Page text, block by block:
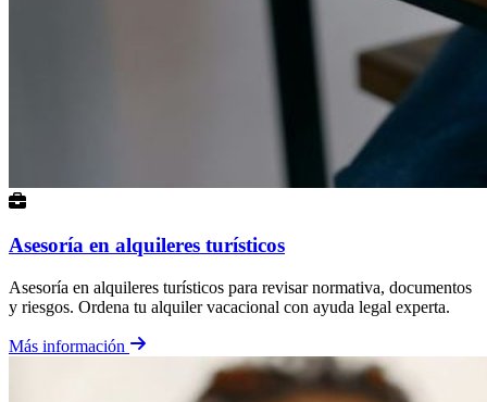
Asesoría en alquileres turísticos
Asesoría en alquileres turísticos para revisar normativa, documentos
y riesgos. Ordena tu alquiler vacacional con ayuda legal experta.
Más información